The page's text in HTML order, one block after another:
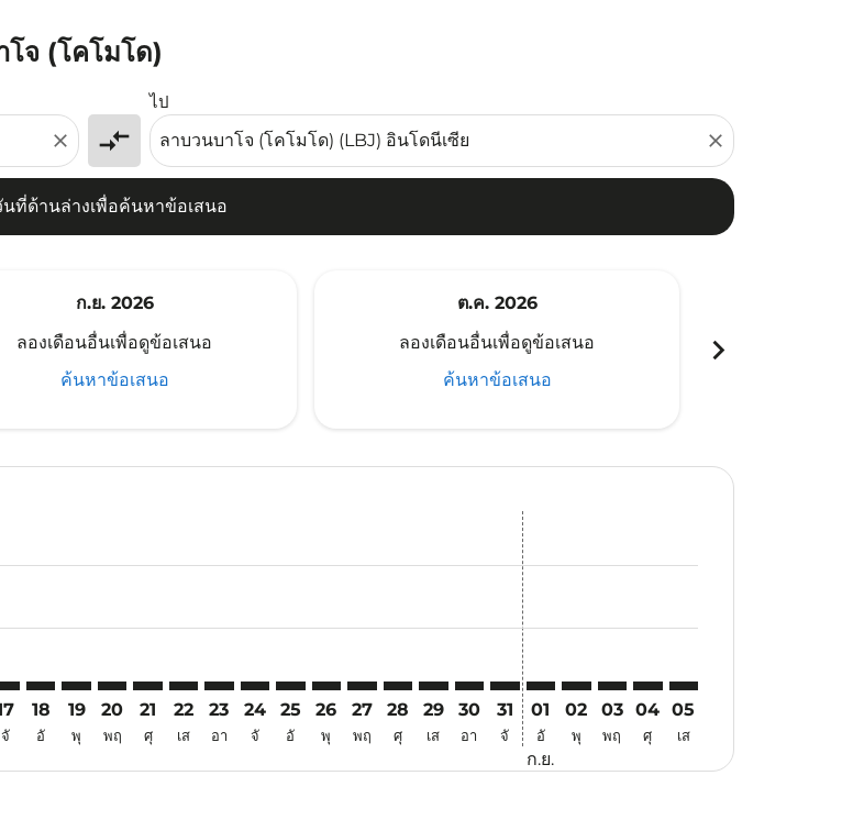
โจ (โคโมโด)
close compare_arrows
ไป
close
ที่ด้านล่างเพื่อค้นหาข้อเสนอ
ด้านล่างเพื่อค้นหาข้อเสนอ
ก.ย. 2026
ลองเดือนอื่นเพื่อดูข้อเสนอ
ค้นหาข้อเสนอ
ต.ค. 2026
ลองเดือนอื่นเพื่อดูข้อเสนอ
ค้นหาข้อเสนอ
chevron_right
จั
18
อั
19
พุ
20
พฤ
USM–LBJ: cmp-view-offers-disclaimer. ค้นหาข้อเสนอ
21
ศุ
USM–LBJ: cmp-view-offers-disclaimer. ค้นหาข้อเสนอ
22
เส
USM–LBJ: cmp-view-offers-disclaimer. ค้นหาข้อเสนอ
23
อา
USM–LBJ: cmp-view-offers-disclaimer. ค้นหาข้อเสนอ
24
จั
USM–LBJ: cmp-view-offers-disclaimer. ค้นหาข้อเสนอ
25
อั
USM–LBJ: cmp-view-offers-disclaimer. ค้นหาข้อเสนอ
26
พุ
USM–LBJ: cmp-view-offers-disclaimer. ค้นหาข้อเสนอ
27
พฤ
USM–LBJ: cmp-view-offers-disclaimer. ค้นหาข้อเสนอ
28
ศุ
USM–LBJ: cmp-view-offers-disclaimer. ค้นหาข้อเสนอ
29
เส
USM–LBJ: cmp-view-offers-disclaimer. ค้นหาข้อเ
30
อา
USM–LBJ: cmp-view-offers-disclaimer. ค้นห
31
จั
01
อั
ก.ย.
02
พุ
03
พฤ
04
ศุ
05
เส